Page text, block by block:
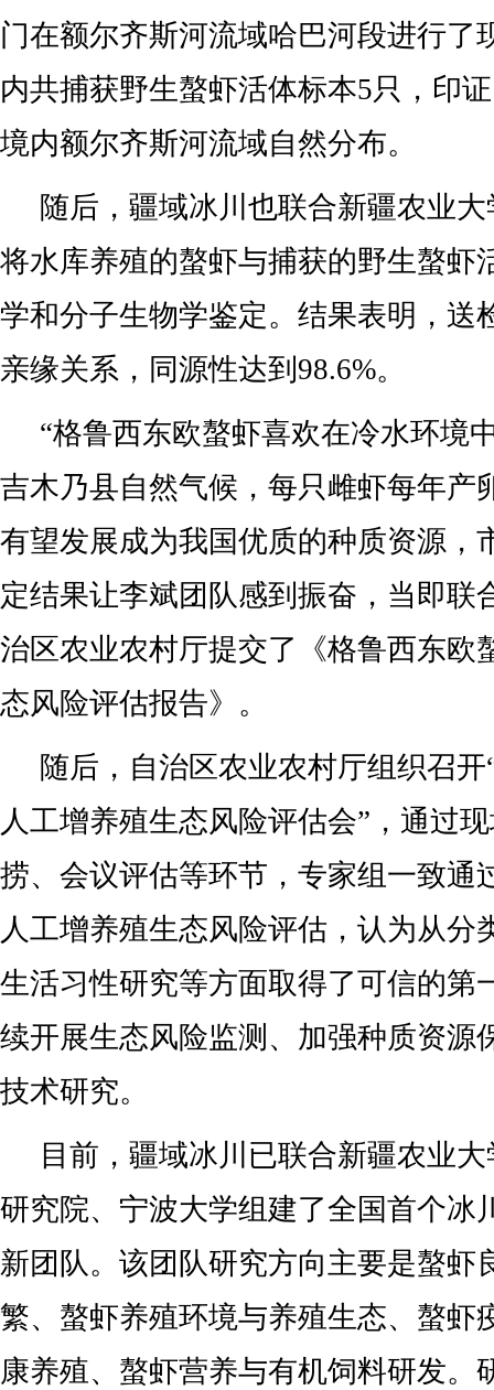
门在额尔齐斯河流域哈巴河段进行了
内共捕获野生螯虾活体标本5只，印
境内额尔齐斯河流域自然分布。
随后，疆域冰川也联合新疆农业
将水库养殖的螯虾与捕获的野生螯虾
学和分子生物学鉴定。结果表明，送
亲缘关系，同源性达到98.6%。
“格鲁西东欧螯虾喜欢在冷水环境
吉木乃县自然气候，每只雌虾每年产
有望发展成为我国优质的种质资源，
定结果让李斌团队感到振奋，当即联
治区农业农村厅提交了《格鲁西东欧
态风险评估报告》。
随后，自治区农业农村厅组织召
人工增养殖生态风险评估会”，通过
捞、会议评估等环节，专家组一致通
人工增养殖生态风险评估，认为从分
生活习性研究等方面取得了可信的第
续开展生态风险监测、加强种质资源
技术研究。
目前，疆域冰川已联合新疆农业
研究院、宁波大学组建了全国首个冰
新团队。该团队研究方向主要是螯虾
繁、螯虾养殖环境与养殖生态、螯虾
康养殖、螯虾营养与有机饲料研发。